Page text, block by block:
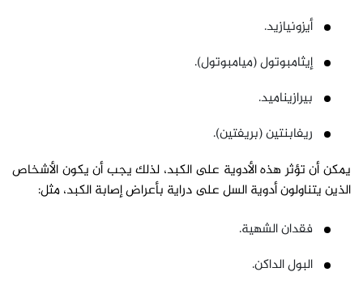
أيزونيازيد.
إيثامبوتول (ميامبوتول).
بيرازيناميد.
ريفابنتين (بريفتين).
يمكن أن تؤثر هذه الأدوية على الكبد، لذلك يجب أن يكون الأشخاص
الذين يتناولون أدوية السل على دراية بأعراض إصابة الكبد، مثل:
فقدان الشهية.
البول الداكن.